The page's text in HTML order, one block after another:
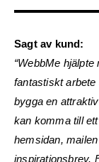
Sagt av kund:
“WebbMe
fantastiskt
bygga en
kan komma till
hemsidan,
inspirationsbrev.